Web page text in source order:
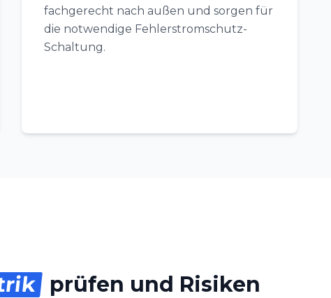
fachgerecht nach außen und sorgen für
die notwendige Fehlerstromschutz-
Schaltung.
prüfen und Risiken